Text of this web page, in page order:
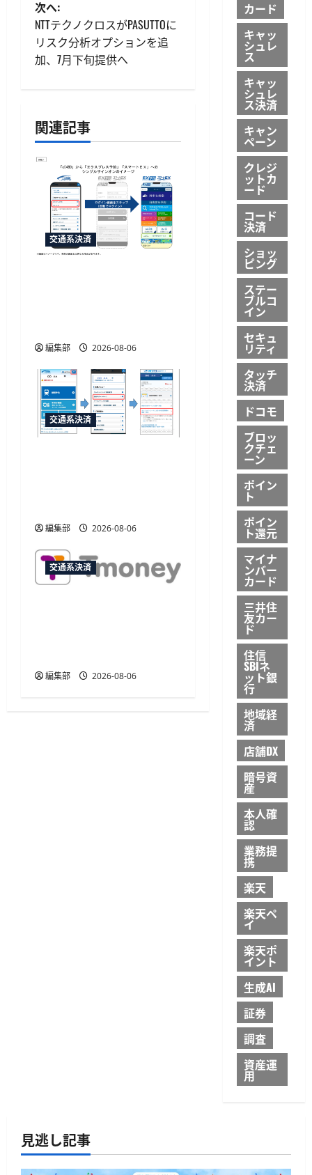
ビ
ゲ
ー
ョ
ン
次へ:
NTTテクノクロスがPASUTTOに
リスク分析オプションを追
加、7月下旬提供へ
関連記事
交通系決済
編集部 2026-08-06
交通系決済
編集部 2026-08-06
交通系決済
編集部 2026-08-06
カード
キャッ
シュレ
ス
キャッ
シュレ
ス決済
キャン
ペーン
クレジ
ットカ
ード
コード
決済
ショッ
ピング
ステー
ブルコ
イン
セキュ
リティ
タッチ
決済
ドコモ
ブロッ
クチェ
ーン
ポイン
ト
ポイン
ト還元
マイナ
ンバー
カード
三井住
友カー
ド
住信
SBIネ
ット銀
行
地域経
済
店舗DX
暗号資
産
本人確
認
業務提
携
楽天
楽天ペ
イ
楽天ポ
イント
生成AI
証券
調査
資産運
用
見逃し記事